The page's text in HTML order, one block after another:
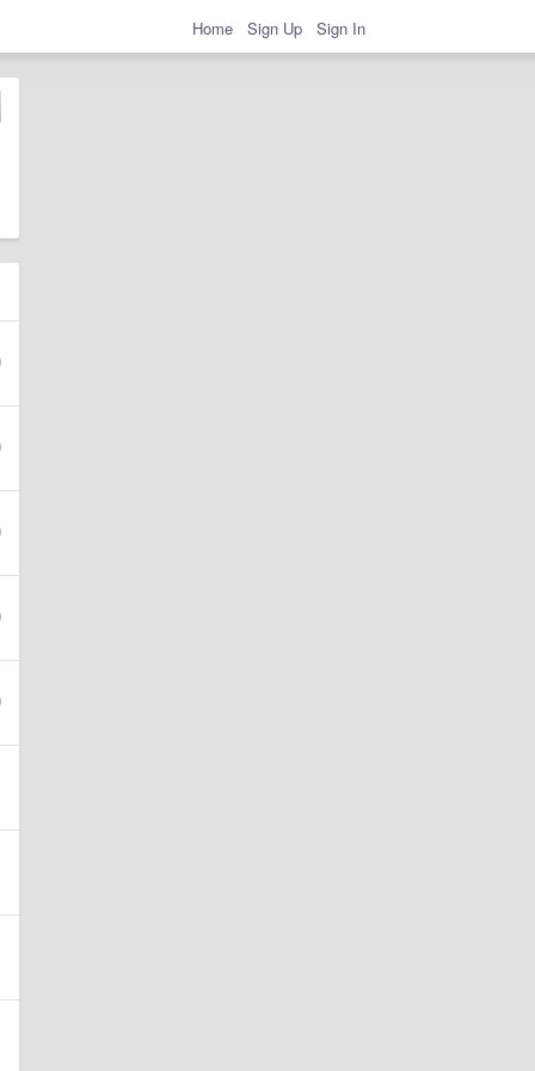
Home Sign Up Sign In